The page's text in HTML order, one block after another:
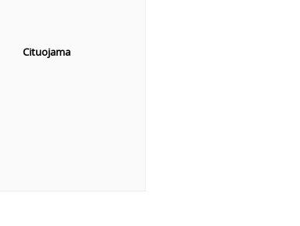
Cituojama